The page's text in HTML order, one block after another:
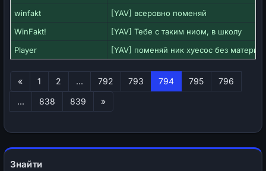
winfakt
[YAV] всеровно поменяй
WinFakt!
[YAV] Тебе с таким ниом, в школу
Player
[YAV] поменяй ник хуесос без матери
«Первая
1 2 ... 792 793 794 795
796
...
838 839 »Последняя
Знайти